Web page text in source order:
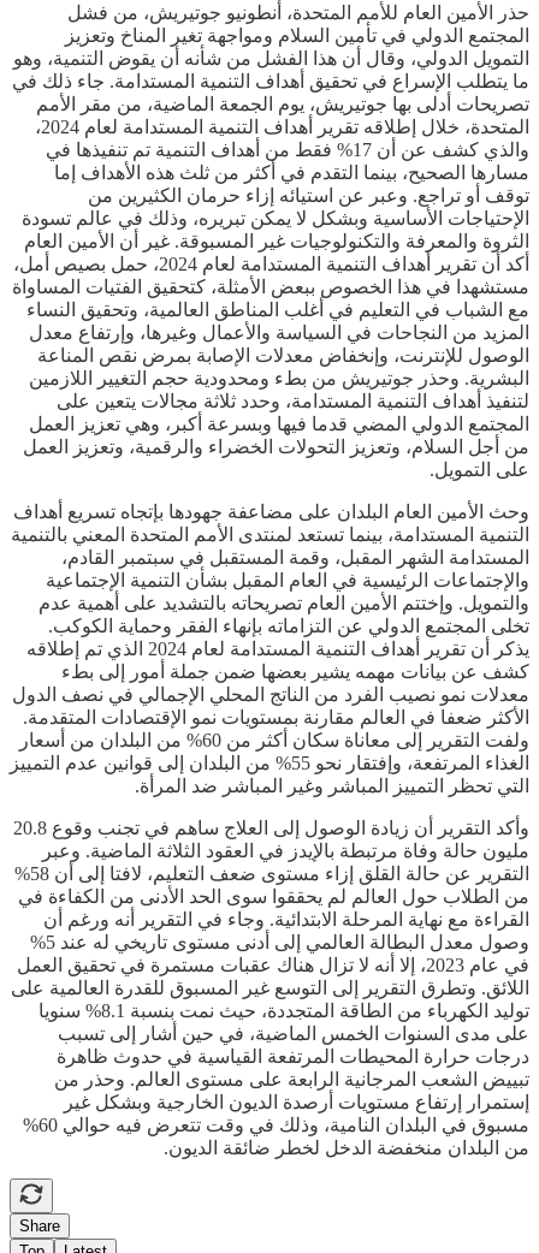
حذر الأمين العام للأمم المتحدة، أنطونيو جوتيريش، من فشل
المجتمع الدولي في تأمين السلام ومواجهة تغير المناخ وتعزيز
التمويل الدولي، وقال أن هذا الفشل من شأنه أن يقوض التنمية، وهو
ما يتطلب الإسراع في تحقيق أهداف التنمية المستدامة. جاء ذلك في
تصريحات أدلى بها جوتيريش، يوم الجمعة الماضية، من مقر الأمم
المتحدة، خلال إطلاقه تقرير أهداف التنمية المستدامة لعام 2024،
والذي كشف عن أن 17% فقط من أهداف التنمية تم تنفيذها في
مسارها الصحيح، بينما التقدم في أكثر من ثلث هذه الأهداف إما
توقف أو تراجع. وعبر عن استيائه إزاء حرمان الكثيرين من
الإحتياجات الأساسية وبشكل لا يمكن تبريره، وذلك في عالم تسودة
الثروة والمعرفة والتكنولوجيات غير المسبوقة. غير أن الأمين العام
أكد أن تقرير أهداف التنمية المستدامة لعام 2024، حمل بصيص أمل،
مستشهدا في هذا الخصوص ببعض الأمثلة، كتحقيق الفتيات المساواة
مع الشباب في التعليم في أغلب المناطق العالمية، وتحقيق النساء
المزيد من النجاحات في السياسة والأعمال وغيرها، وإرتفاع معدل
الوصول للإنترنت، وإنخفاض معدلات الإصابة بمرض نقص المناعة
البشرية. وحذر جوتيريش من بطء ومحدودية حجم التغيير اللازمين
لتنفيذ أهداف التنمية المستدامة، وحدد ثلاثة مجالات يتعين على
المجتمع الدولي المضي قدما فيها وبسرعة أكبر، وهي تعزيز العمل
من أجل السلام، وتعزيز التحولات الخضراء والرقمية، وتعزيز العمل
على التمويل.
وحث الأمين العام البلدان على مضاعفة جهودها بإتجاه تسريع أهداف
التنمية المستدامة، بينما تستعد لمنتدى الأمم المتحدة المعني بالتنمية
المستدامة الشهر المقبل، وقمة المستقبل في سبتمبر القادم،
والإجتماعات الرئيسية في العام المقبل بشأن التنمية الإجتماعية
والتمويل. وإختتم الأمين العام تصريحاته بالتشديد على أهمية عدم
تخلى المجتمع الدولي عن التزاماته بإنهاء الفقر وحماية الكوكب.
يذكر أن تقرير أهداف التنمية المستدامة لعام 2024 الذي تم إطلاقه
كشف عن بيانات مهمه يشير بعضها ضمن جملة أمور إلى بطء
معدلات نمو نصيب الفرد من الناتج المحلي الإجمالي في نصف الدول
الأكثر ضعفا في العالم مقارنة بمستويات نمو الإقتصادات المتقدمة.
ولفت التقرير إلى معاناة سكان أكثر من 60% من البلدان من أسعار
الغذاء المرتفعة، وإفتقار نحو 55% من البلدان إلى قوانين عدم التمييز
التي تحظر التمييز المباشر وغير المباشر ضد المرأة.
وأكد التقرير أن زيادة الوصول إلى العلاج ساهم في تجنب وقوع 20.8
مليون حالة وفاة مرتبطة بالإيدز في العقود الثلاثة الماضية. وعبر
التقرير عن حالة القلق إزاء مستوى ضعف التعليم، لافتا إلى أن 58%
من الطلاب حول العالم لم يحققوا سوى الحد الأدنى من الكفاءة في
القراءة مع نهاية المرحلة الابتدائية. وجاء في التقرير أنه ورغم أن
وصول معدل البطالة العالمي إلى أدنى مستوى تاريخي له عند 5%
في عام 2023، إلا أنه لا تزال هناك عقبات مستمرة في تحقيق العمل
اللائق. وتطرق التقرير إلى التوسع غير المسبوق للقدرة العالمية على
توليد الكهرباء من الطاقة المتجددة، حيث نمت بنسبة 8.1% سنويا
على مدى السنوات الخمس الماضية، في حين أشار إلى تسبب
درجات حرارة المحيطات المرتفعة القياسية في حدوث ظاهرة
تبييض الشعب المرجانية الرابعة على مستوى العالم. وحذر من
إستمرار إرتفاع مستويات أرصدة الديون الخارجية وبشكل غير
مسبوق في البلدان النامية، وذلك في وقت تتعرض فيه حوالي 60%
من البلدان منخفضة الدخل لخطر ضائقة الديون.
Share